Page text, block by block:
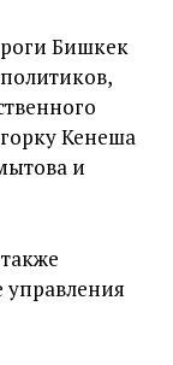
Бишкек
Кенеша
и
управления